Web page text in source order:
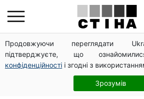
Продовжуючи переглядати
підтверджуєте, що
конфіденційності і згодні з
Зрозумів
10 заявок — і МСЦ МВС приїде у
прав, реєстрація авто та
Мавіки, зарядні станції та
Християнський корпус передав
Запорізький та Покровський